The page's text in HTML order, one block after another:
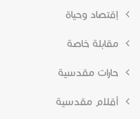
إقتصاد وحياة
مقابلة خاصة
حارات مقدسية
أقلام مقدسية